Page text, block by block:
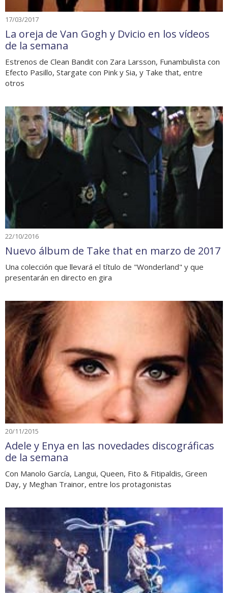
17/03/2017
La oreja de Van Gogh y Dvicio en los vídeos
de la semana
Estrenos de Clean Bandit con Zara Larsson, Funambulista con
Efecto Pasillo, Stargate con Pink y Sia, y Take that, entre
otros
22/10/2016
Nuevo álbum de Take that en marzo de 2017
Una colección que llevará el título de "Wonderland" y que
presentarán en directo en gira
20/11/2015
Adele y Enya en las novedades discográficas
de la semana
Con Manolo García, Langui, Queen, Fito & Fitipaldis, Green
Day, y Meghan Trainor, entre los protagonistas